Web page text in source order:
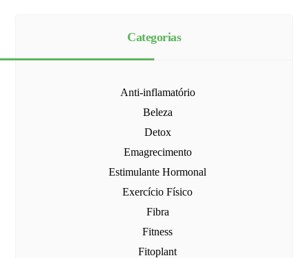
Categorias
Anti-inflamatório
Beleza
Detox
Emagrecimento
Estimulante Hormonal
Exercício Físico
Fibra
Fitness
Fitoplant